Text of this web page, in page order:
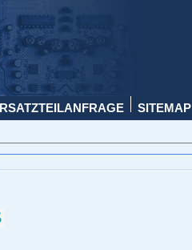
SITEMAP